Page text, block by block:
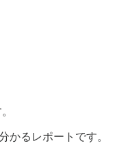
かるレポートです。